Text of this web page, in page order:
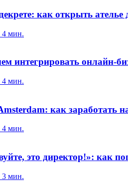
как открыть
4 мин.
интегрировать онлайн-
4 мин.
как заработать
4 мин.
это директор!»: как
3 мин.